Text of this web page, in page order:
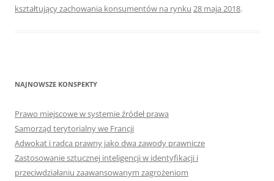
kształtujący zachowania konsumentów na rynku 28 maja 2018.
NAJNOWSZE KONSPEKTY
Prawo miejscowe w systemie źródeł prawa
Samorząd terytorialny we Francji
Adwokat i radca prawny jako dwa zawody prawnicze
Zastosowanie sztucznej inteligencji w identyfikacji i
przeciwdziałaniu zaawansowanym zagrożeniom